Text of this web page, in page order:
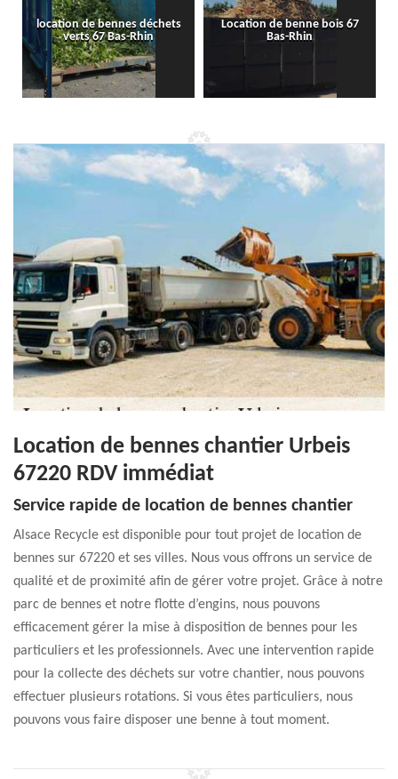
location de bennes déchets
verts 67 Bas-Rhin
Location de benne bois 67
Bas-Rhin
Location de bennes chantier Urbeis
67220 RDV immédiat
Service rapide de location de bennes chantier
Alsace Recycle est disponible pour tout projet de location de
bennes sur 67220 et ses villes. Nous vous offrons un service de
qualité et de proximité afin de gérer votre projet. Grâce à notre
parc de bennes et notre flotte d’engins, nous pouvons
efficacement gérer la mise à disposition de bennes pour les
particuliers et les professionnels. Avec une intervention rapide
pour la collecte des déchets sur votre chantier, nous pouvons
effectuer plusieurs rotations. Si vous êtes particuliers, nous
pouvons vous faire disposer une benne à tout moment.